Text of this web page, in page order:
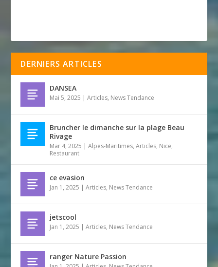
DERNIERS ARTICLES
DANSEA
Mai 5, 2025 |Articles, News Tendance
Bruncher le dimanche sur la plage Beau
Rivage
Mar 4, 2025 |Alpes-Maritimes,Articles, Nice,
Restaurant
ce evasion
Jan 1, 2025 |Articles, News Tendance
jetscool
Jan 1, 2025 |Articles, News Tendance
ranger Nature Passion